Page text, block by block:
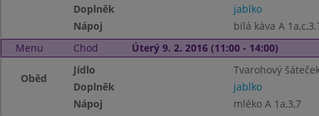
Doplněk
jablko
Nápoj
bílá káva A
Menu
Chod Úterý 9. 2. 2016 (11:00 - 14:00)
Oběd
Jídlo
Tvarohový
Doplněk
jablko
Nápoj
mléko A 1a,3,7